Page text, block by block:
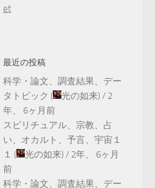
et
最近の投稿
科学・論文、調査結果、デー
タトピック ( 光の如来) / 2
年、 6ヶ月前
スピリチュアル、宗教、占
い、オカルト、予言、宇宙１
１ ( 光の如来) / 2年、 6ヶ月
前
科学・論文、調査結果、デー